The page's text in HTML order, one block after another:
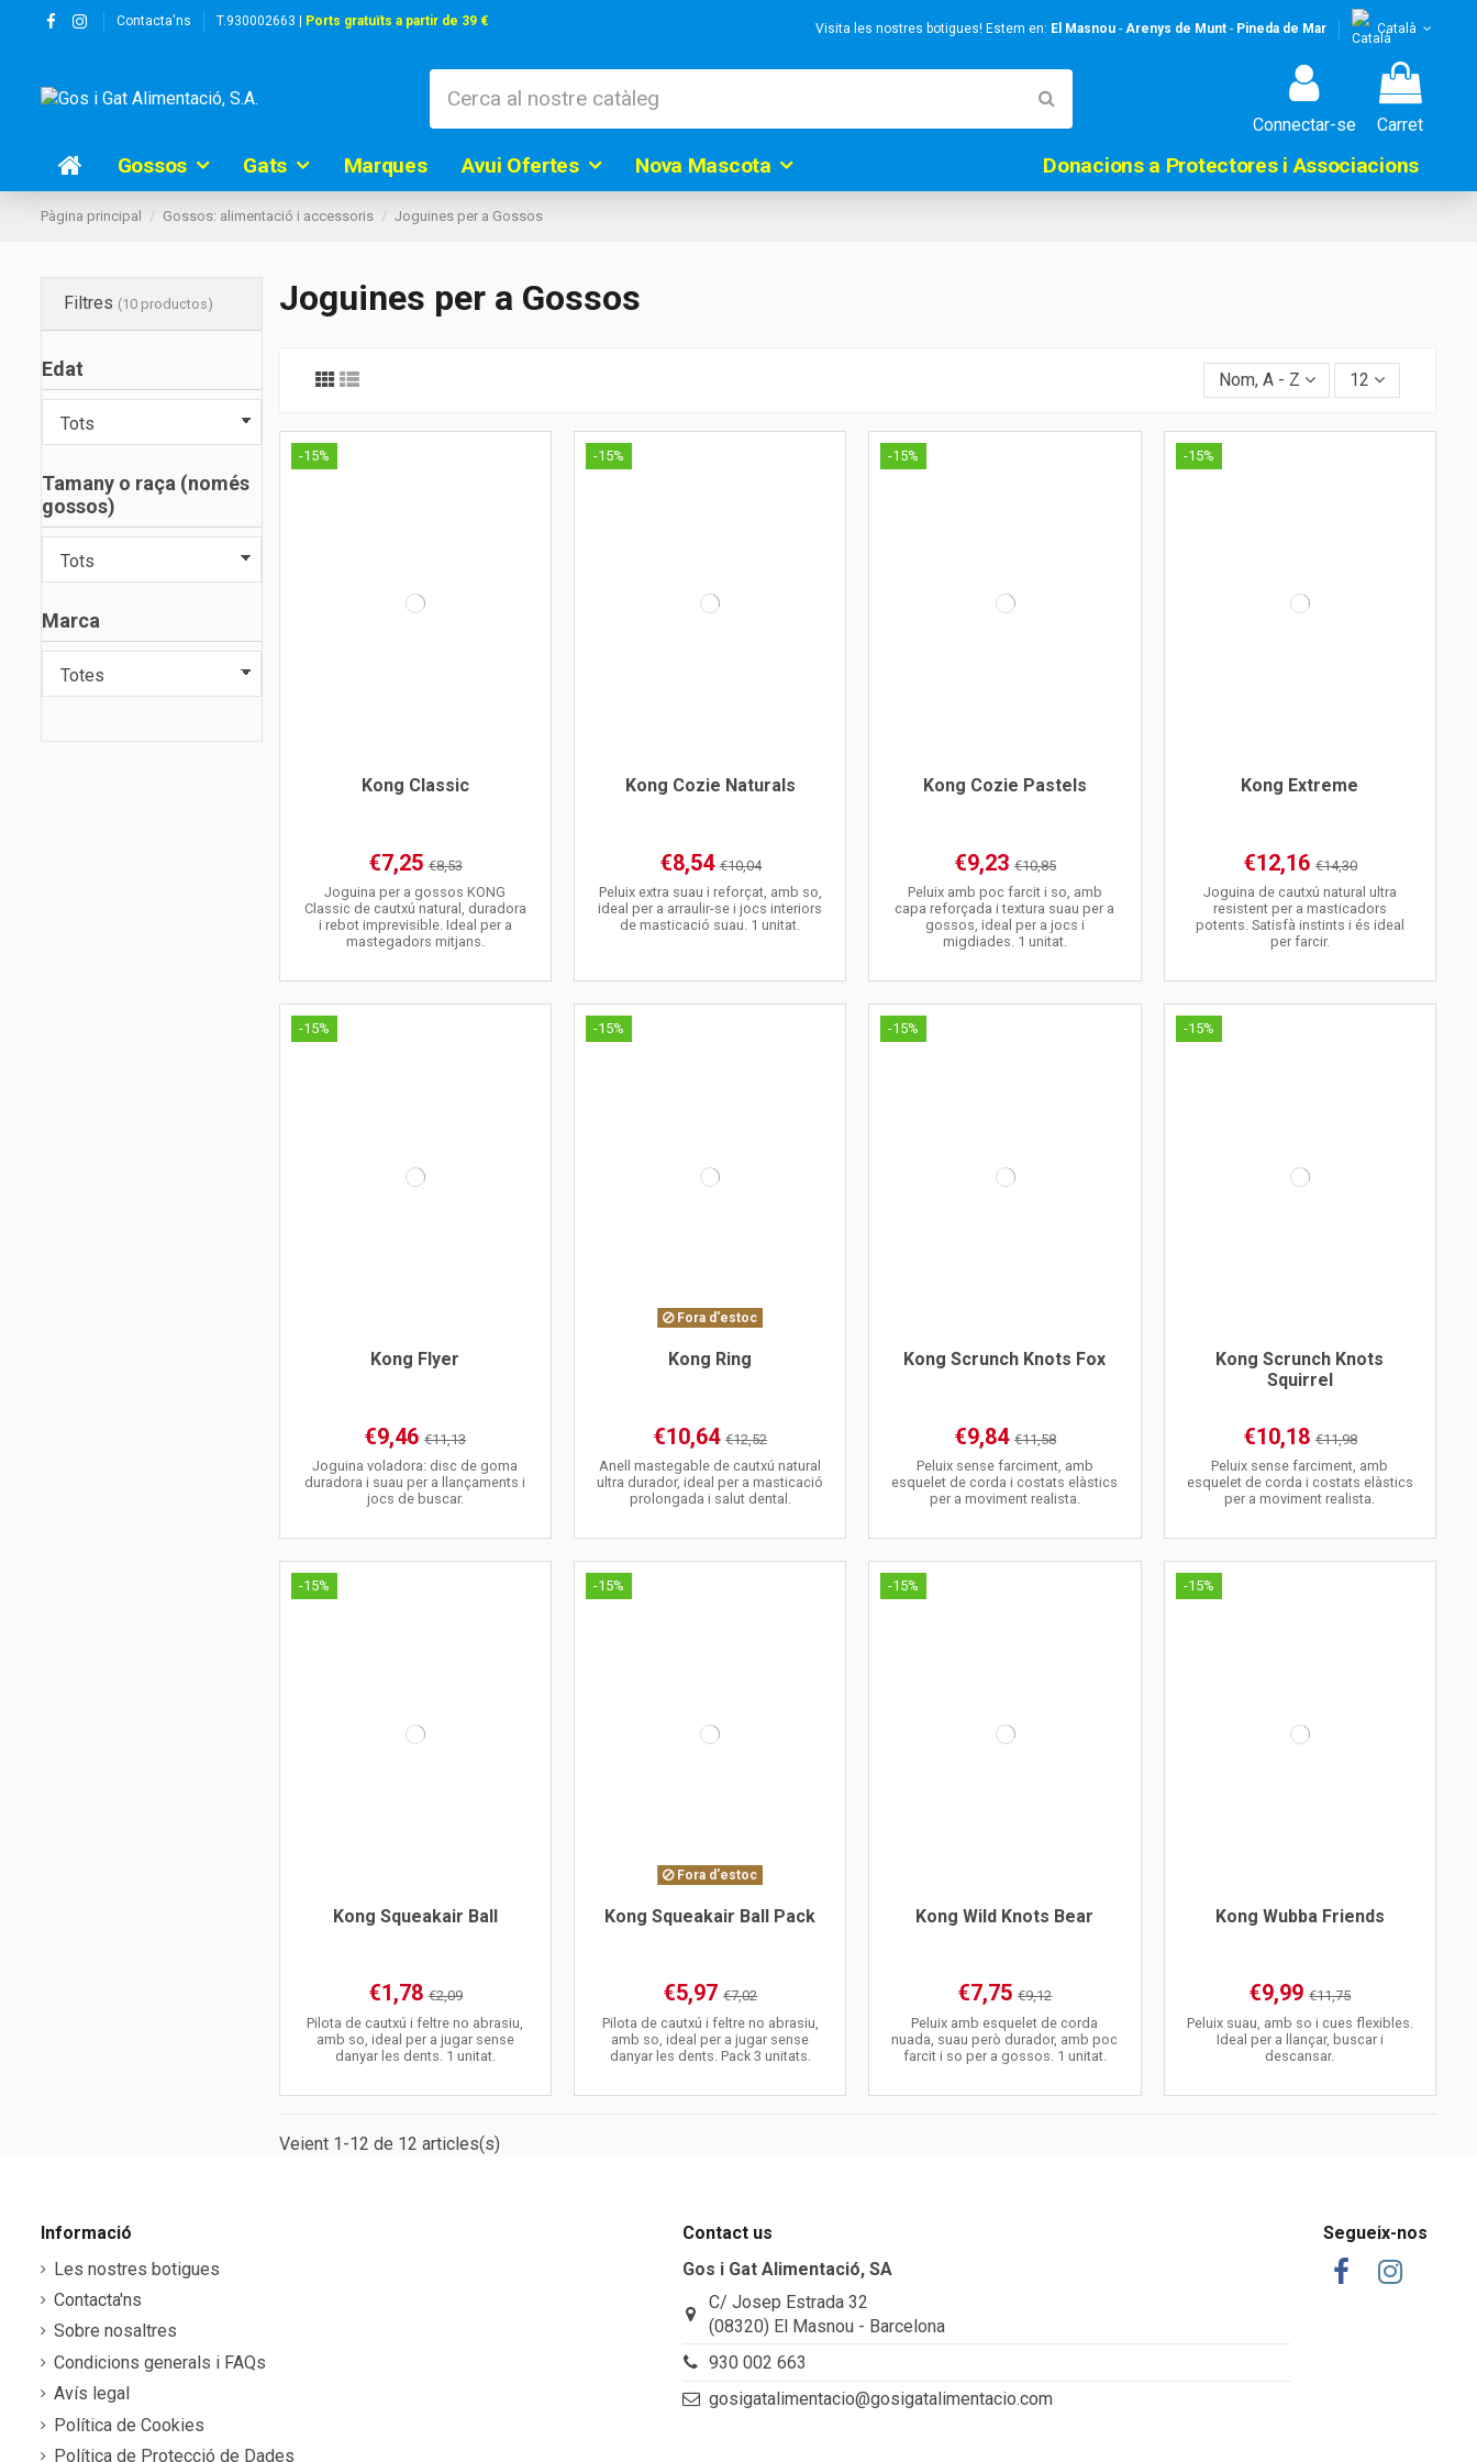
Contacta'ns T.930002663 | Ports gratuïts a partir de 39 €
Visita les nostres botigues! Estem en: El Masnou- Arenys de Munt- Pineda de Mar Català
Connectar-se Carret
Gossos Gats Marques Avui Ofertes Nova Mascota Donacions a Protectores i Associacions
Pàgina principal Gossos: alimentació i accessoris Joguines per a Gossos
Joguines per a Gossos
Nom, A - Z 12
-15%
Kong Classic
€7,25€8,53
Joguina per a gossos KONG
Classic de cautxú natural, duradora
i rebot imprevisible. Ideal per a
mastegadors mitjans.
-15%
Kong Cozie Naturals
€8,54€10,04
Peluix extra suau i reforçat, amb so,
ideal per a arraulir-se i jocs interiors
de masticació suau. 1 unitat.
-15%
Kong Cozie Pastels
€9,23 €10,85
Peluix amb poc farcit i so, amb
capa reforçada i textura suau per a
gossos, ideal per a jocs i
migdiades. 1 unitat.
-15%
Kong Extreme
€12,16€14,30
Joguina de cautxú natural ultra
resistent per a masticadors
potents. Satisfà instints i és ideal
per farcir.
-15%
Kong Flyer
€9,46€11,13
Joguina voladora: disc de goma
duradora i suau per a llançaments i
jocs de buscar.
-15%
Fora d'estoc
Kong Ring
€10,64€12,52
Anell mastegable de cautxú natural
ultra durador, ideal per a masticació
prolongada i salut dental.
-15%
Kong Scrunch Knots Fox
€9,84 €11,58
Peluix sense farciment, amb
esquelet de corda i costats elàstics
per a moviment realista.
-15%
Kong Scrunch Knots
Squirrel
€10,18€11,98
Peluix sense farciment, amb
esquelet de corda i costats elàstics
per a moviment realista.
-15%
Kong Squeakair Ball
€1,78€2,09
Pilota de cautxú i feltre no abrasiu,
amb so, ideal per a jugar sense
danyar les dents. 1 unitat.
-15%
Fora d'estoc
Kong Squeakair Ball Pack
€5,97€7,02
Pilota de cautxú i feltre no abrasiu,
amb so, ideal per a jugar sense
danyar les dents. Pack 3 unitats.
-15%
Kong Wild Knots Bear
€7,75€9,12
Peluix amb esquelet de corda
nuada, suau però durador, amb poc
farcit i so per a gossos. 1 unitat.
-15%
Kong Wubba Friends
€9,99€11,75
Peluix suau, amb so i cues flexibles.
Ideal per a llançar, buscar i
descansar.
Veient 1-12 de 12 articles(s)
Filtres (10 productos)
Edat
Tamany o raça (només
gossos)
Marca
Informació
Les nostres botigues
Contacta'ns
Sobre nosaltres
Condicions generals i FAQs
Avís legal
Política de Cookies
Política de Protecció de Dades
Contact us
Gos i Gat Alimentació, SA
C/ Josep Estrada 32
(08320) El Masnou - Barcelona
930 002 663
gosigatalimentacio@gosigatalimentacio.com
Segueix-nos